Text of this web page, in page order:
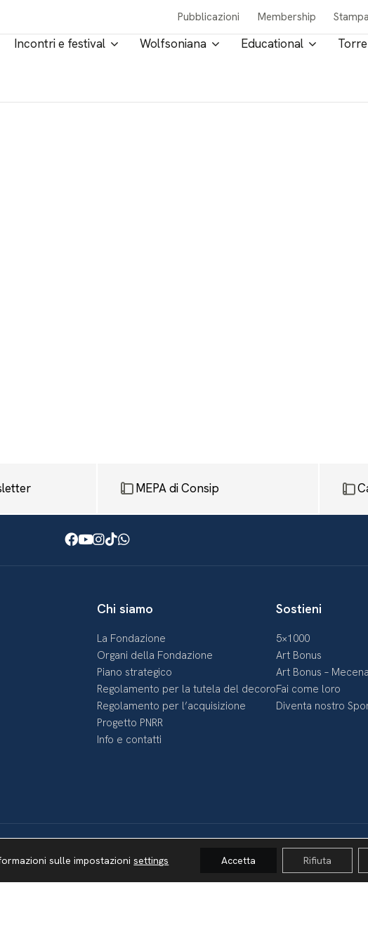
Pubblicazioni Membership Stampa
Incontri e festival Wolfsoniana Educational
MEPA di Consip
Facebook
Youtube
Instagram
TikTok
WhatsApp
Chi siamo
La Fondazione
Organi della Fondazione
Piano strategico
Regolamento per la tutela del decoro
Regolamento per l’acquisizione
Progetto PNRR
Info e contatti
Sostieni
5×1000
Art Bonus
Art Bonus –
Fai come loro
Diventa nostro
sulle impostazionisettings Accetta Rifiuta